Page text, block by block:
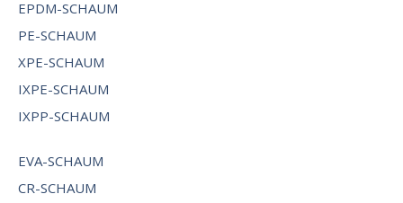
EPDM-SCHAUM
PE-SCHAUM
XPE-SCHAUM
IXPE-SCHAUM
IXPP-SCHAUM
EVA-SCHAUM
CR-SCHAUM